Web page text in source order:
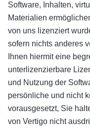
Software, Inhalten,
Materialien
von uns lizenziert
sofern nichts anderes
Ihnen hiermit eine
unterlizenzierbare
und Nutzung der
persönliche und nicht
vorausgesetzt, Sie
von Vertigo nicht